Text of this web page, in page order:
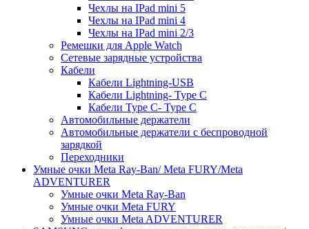
Чехлы на IPad mini 5
Чехлы на IPad mini 4
Чехлы на IPad mini 2/3
Ремешки для Apple Watch
Сетевые зарядные устройства
Кабели
Кабели Lightning-USB
Кабели Lightning- Type C
Кабели Type C- Type C
Автомобильные держатели
Автомобильные держатели с беспроводной
зарядкой
Переходники
Умные очки Meta Ray-Ban/ Meta FURY/Meta
ADVENTURER
Умные очки Meta Ray-Ban
Умные очки Meta FURY
Умные очки Meta ADVENTURER